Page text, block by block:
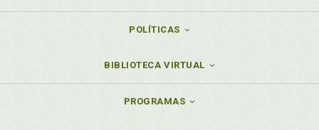
POLÍTICAS
BIBLIOTECA VIRTUAL
PROGRAMAS